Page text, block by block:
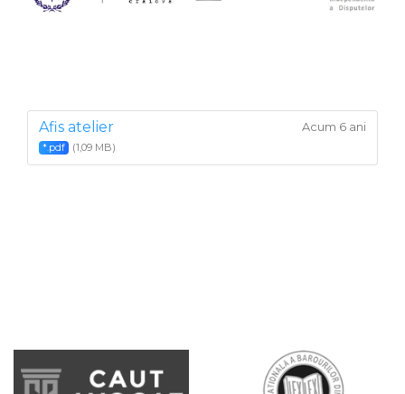
Afis atelier Acum 6 ani
*.pdf (1,09 MB)